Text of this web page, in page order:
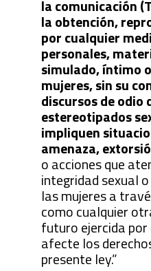
la comunicación
la obtención,
por cualquier
personales,
simulado, íntimo
mujeres, sin su
discursos de odio
estereotipados
impliquen
amenaza,
o acciones que
integridad sexual
las mujeres a
como cualquier
futuro ejercida por
afecte los
presente ley.”